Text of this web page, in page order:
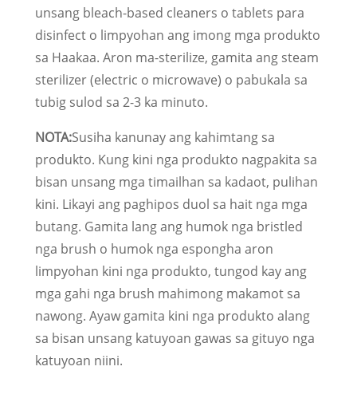
unsang bleach-based cleaners o tablets para
disinfect o limpyohan ang imong mga produkto
sa Haakaa. Aron ma-sterilize, gamita ang steam
sterilizer (electric o microwave) o pabukala sa
tubig sulod sa 2-3 ka minuto.
NOTA:Susiha kanunay ang kahimtang sa
produkto. Kung kini nga produkto nagpakita sa
bisan unsang mga timailhan sa kadaot, pulihan
kini. Likayi ang paghipos duol sa hait nga mga
butang. Gamita lang ang humok nga bristled
nga brush o humok nga espongha aron
limpyohan kini nga produkto, tungod kay ang
mga gahi nga brush mahimong makamot sa
nawong. Ayaw gamita kini nga produkto alang
sa bisan unsang katuyoan gawas sa gituyo nga
katuyoan niini.